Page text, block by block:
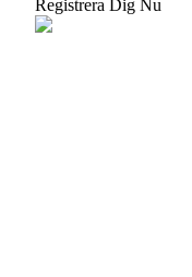
Registrera Dig Nu